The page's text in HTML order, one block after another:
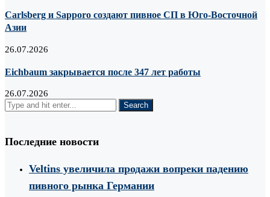
Carlsberg и Sapporo создают пивное СП в Юго-Восточной
Азии
26.07.2026
Eichbaum закрывается после 347 лет работы
26.07.2026
Последние новости
Veltins увеличила продажи вопреки падению
пивного рынка Германии